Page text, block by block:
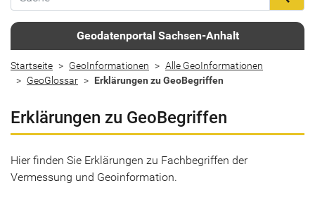
Geodatenportal Sachsen-Anhalt
Startseite GeoInformationen
Alle GeoInformationen
GeoGlossar
Erklärungen zu GeoBegriffen
Erklärungen zu GeoBegriffen
Hier finden Sie Erklärungen zu Fachbegriffen der
Vermessung und Geoinformation.